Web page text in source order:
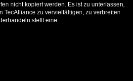
nicht kopiert werden. Es ist zu unterlassen,
TecAlliance zu vervielfältigen, zu verbreiten
stellt eine